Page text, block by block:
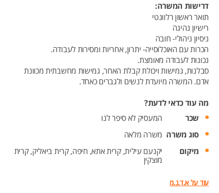
דרישות המשרה:
תואר ראשון רלוונטי
רישיון נהיגה
ניסיון ניהולי- חובה
הכרות עם האוכלוסייה- יתרון, אחריות ומסירות לעבודה.
נכונות לעבודה מאומצת.
סבלנות, גמישות ויכולת קבלת האחר, גמישות מחשבתית מכוונת
אדם. המשרה מיועדת לנשים ולגברים כאחד.
מה עוד כדאי לדעת?
שכר
המעסיק לא סיפר לנו
סוג משרה משרה מלאה
מיקום
יקנעם עילית,קרית אתא, חיפה,קרית ביאליק,קרית
מוצקין
עוד על א.ד.נ.מ